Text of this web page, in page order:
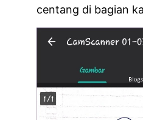
centang di bagian